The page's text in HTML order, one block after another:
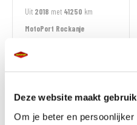
Deze website maakt
Om je beter en
Uit 2018 met 41250 km
MotoPort Rockanje